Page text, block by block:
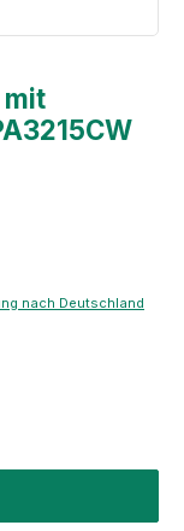
mit
nach Deutschland